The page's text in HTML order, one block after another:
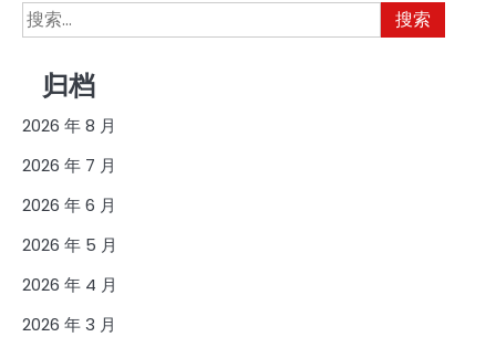
搜
索：
归档
2026 年 8 月
2026 年 7 月
2026 年 6 月
2026 年 5 月
2026 年 4 月
2026 年 3 月